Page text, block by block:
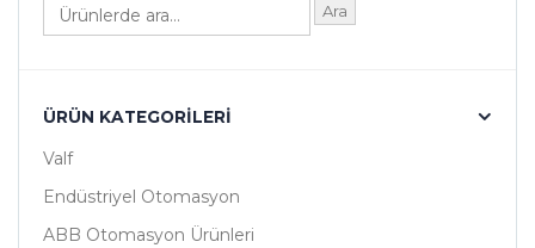
Ara
ÜRÜN KATEGORILERI
Valf
Endüstriyel Otomasyon
ABB Otomasyon Ürünleri